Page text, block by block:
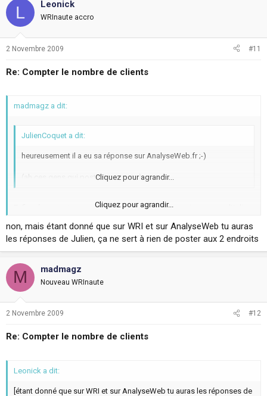
L Leonick
WRInaute accro
2 Novembre 2009 #11
Re: Compter le nombre de clients
madmagz a dit:
JulienCoquet a dit:
heureusement il a eu sa réponse sur AnalyseWeb.fr ;-)
(ah ces gens qui postent partout...)
Cliquez pour agrandir...
Enfin, réponse : je ne suis pas sûr et puis… pourquoi ne pas multiplier
Cliquez pour agrandir...
non, mais étant donné que sur WRI et sur AnalyseWeb tu auras
les réponses de Julien, ça ne sert à rien de poster aux 2 endroits
M madmagz
Nouveau WRInaute
2 Novembre 2009 #12
Re: Compter le nombre de clients
Leonick a dit:
[étant donné que sur WRI et sur AnalyseWeb tu auras les réponses de